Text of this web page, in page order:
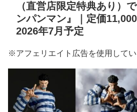
（直営店限定特典あり）
ンパンマン』｜定価
2026年7月予定
※アフェリエイト広告を使用して